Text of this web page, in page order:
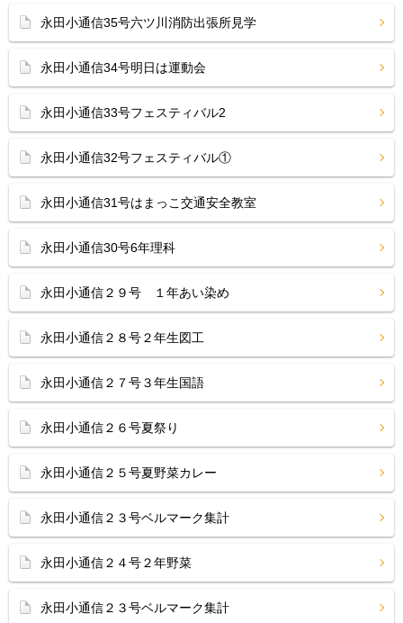
永田小通信35号六ツ川消防出張所見学
永田小通信34号明日は運動会
永田小通信33号フェスティバル2
永田小通信32号フェスティバル①
永田小通信31号はまっこ交通安全教室
永田小通信30号6年理科
永田小通信２９号 １年あい染め
永田小通信２８号２年生図工
永田小通信２７号３年生国語
永田小通信２６号夏祭り
永田小通信２５号夏野菜カレー
永田小通信２３号ベルマーク集計
永田小通信２４号２年野菜
永田小通信２３号ベルマーク集計